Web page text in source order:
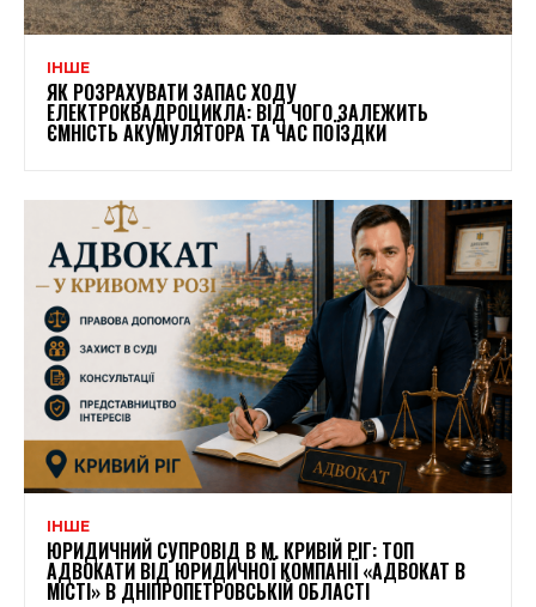
ІНШЕ
ЯК РОЗРАХУВАТИ ЗАПАС ХОДУ
ЕЛЕКТРОКВАДРОЦИКЛА: ВІД ЧОГО ЗАЛЕЖИТЬ
ЄМНІСТЬ АКУМУЛЯТОРА ТА ЧАС ПОЇЗДКИ
ІНШЕ
ЮРИДИЧНИЙ СУПРОВІД В М. КРИВІЙ РІГ: ТОП
АДВОКАТИ ВІД ЮРИДИЧНОЇ КОМПАНІЇ «АДВОКАТ В
МІСТІ» В ДНІПРОПЕТРОВСЬКІЙ ОБЛАСТІ